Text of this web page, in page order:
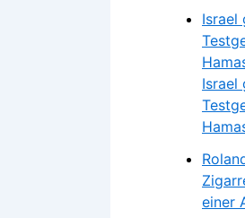
Israel
Israel
einer